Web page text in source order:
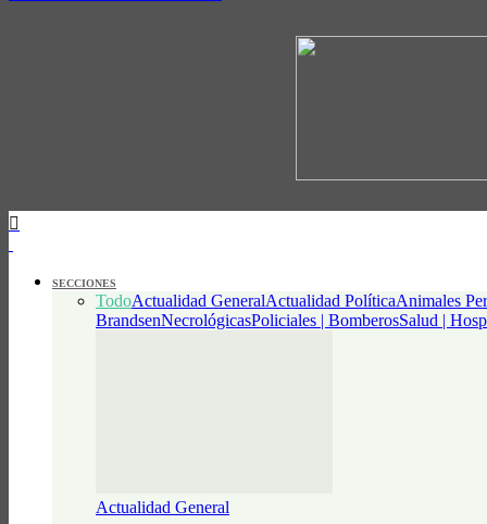
SECCIONES
TodoActualidad GeneralActualidad PolíticaAnimales
BrandsenNecrológicasPoliciales | BomberosSalud |
Actualidad General